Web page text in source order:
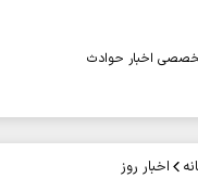
اخبار حوادث
اخبار روز